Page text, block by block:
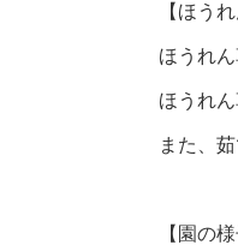
【ほう
ほうれ
ほうれ
また、
【園の様